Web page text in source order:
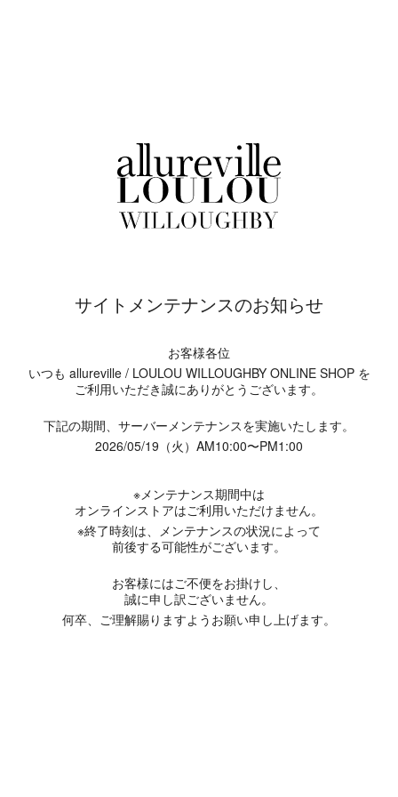
サイトメンテナンスのお知らせ
お客様各位
いつも allureville / LOULOU WILLOUGHBY ONLINE SHOP を
ご利用いただき誠にありがとうございます。
下記の期間、サーバーメンテナンスを実施いたします。
2026/05/19（火）AM10:00〜PM1:00
※メンテナンス期間中は
オンラインストアはご利用いただけません。
※終了時刻は、メンテナンスの状況によって
前後する可能性がございます。
お客様にはご不便をお掛けし、
誠に申し訳ございません。
何卒、ご理解賜りますようお願い申し上げます。